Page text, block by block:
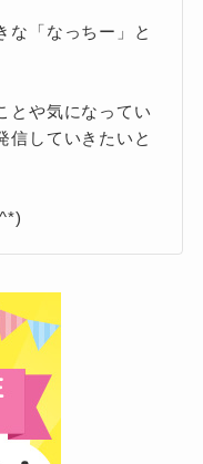
な「なっちー」と
とや気になってい
信していきたいと